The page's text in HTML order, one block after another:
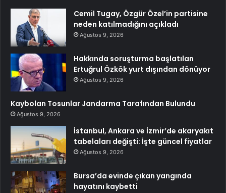
Cemil Tugay, Özgür Özel’in partisine
neden katılmadığını açıkladı
Ağustos 9, 2026
Hakkında soruşturma başlatılan
Ertuğrul Özkök yurt dışından dönüyor
Ağustos 9, 2026
Kaybolan Tosunlar Jandarma Tarafından Bulundu
Ağustos 9, 2026
İstanbul, Ankara ve İzmir’de akaryakıt
tabelaları değişti: İşte güncel fiyatlar
Ağustos 9, 2026
Bursa’da evinde çıkan yangında
hayatını kaybetti